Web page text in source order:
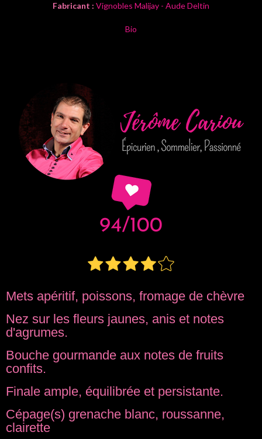
Fabricant : Vignobles Malijay - Aude Deltin
Bio
Mets apéritif, poissons, fromage de chèvre
Nez sur les fleurs jaunes, anis et notes
d'agrumes.
Bouche gourmande aux notes de fruits
confits.
Finale ample, équilibrée et persistante.
Cépage(s) grenache blanc, roussanne,
clairette